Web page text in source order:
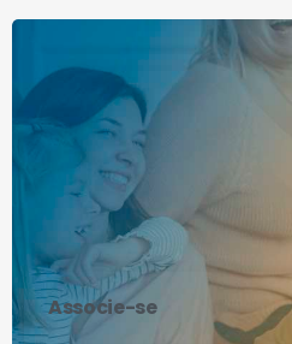
Associe-se